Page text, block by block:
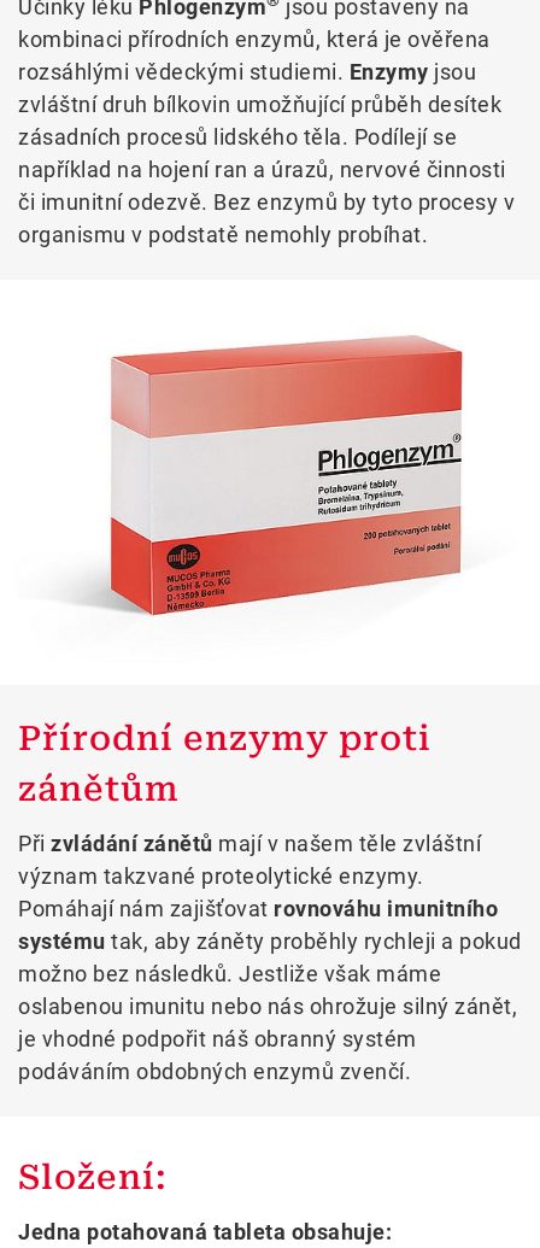
Účinky léku Phlogenzym
jsou postaveny na
kombinaci přírodních enzymů, která je ověřena
rozsáhlými vědeckými studiemi. Enzymy jsou
zvláštní druh bílkovin umožňující průběh desítek
zásadních procesů lidského těla. Podílejí se
například na hojení ran a úrazů, nervové činnosti
či imunitní odezvě. Bez enzymů by tyto procesy v
organismu v podstatě nemohly probíhat.
Přírodní enzymy proti
zánětům
Při zvládání zánětů mají v našem těle zvláštní
význam takzvané proteolytické enzymy.
Pomáhají nám zajišťovat rovnováhu imunitního
systému tak, aby záněty proběhly rychleji a pokud
možno bez následků. Jestliže však máme
oslabenou imunitu nebo nás ohrožuje silný zánět,
je vhodné podpořit náš obranný systém
podáváním obdobných enzymů zvenčí.
Složení:
Jedna potahovaná tableta obsahuje: